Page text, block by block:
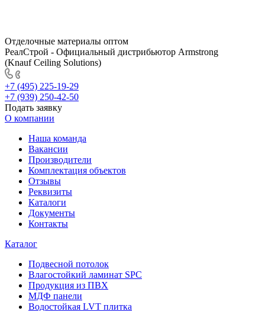
Отделочные материалы оптом
РеалСтрой - Официальный дистрибьютор Armstrong
(Knauf Ceiling Solutions)
+7 (495) 225-19-29
+7 (939) 250-42-50
Подать заявку
О компании
Наша команда
Вакансии
Производители
Комплектация объектов
Отзывы
Реквизиты
Каталоги
Документы
Контакты
Каталог
Подвесной потолок
Влагостойкий ламинат SPC
Продукция из ПВХ
МДФ панели
Водостойкая LVT плитка